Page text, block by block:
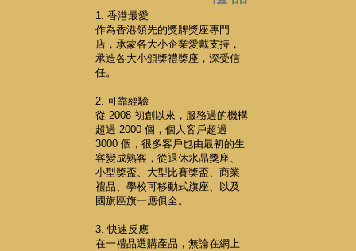
1. 香港最愛
作為香港領先的獎牌獎座專門
店，承蒙各大小企業愛戴支持，
承造各大小頒獎禮獎座，深受信
任。
2. 可靠經驗
從 2008 初創以來，服務過的機構
超過 2000 個，個人客戶超過
3000 個，很多客戶也由最初的生
客變成熟客，從退休水晶獎座、
小型獎盃、大型比賽獎盃、商業
禮品、學校可移動式旗座、以及
國旗區旗一應俱全。
3. 快速反應
在一禮品選購產品，無論在網上